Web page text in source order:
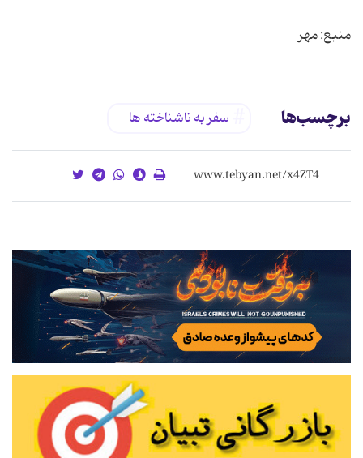
منبع: مهر
برچسب‌ها سفر به ناشناخته ها